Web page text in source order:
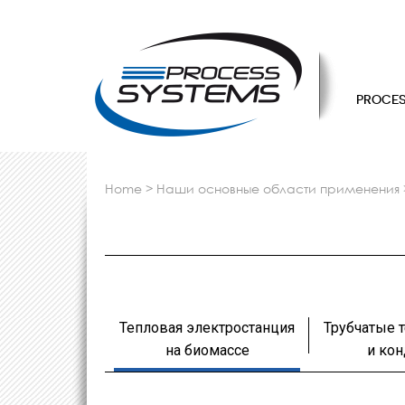
home > наши основные области применения
Тепловая электростанция
на биомассе
Трубчатые
и